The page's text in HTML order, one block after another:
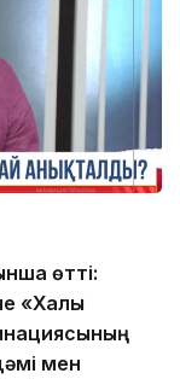
өтті:
«Халық
мен